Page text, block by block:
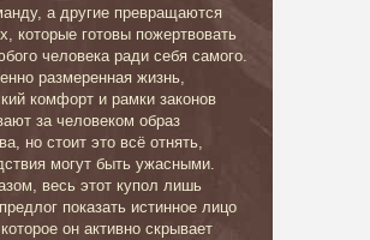
а другие превращаются
которые готовы пожертвовать
человека ради себя самого.
размеренная жизнь,
комфорт и рамки законов
за человеком образ
но стоит это всё отнять,
могут быть ужасными.
весь этот купол лишь
показать истинное лицо
он активно скрывает